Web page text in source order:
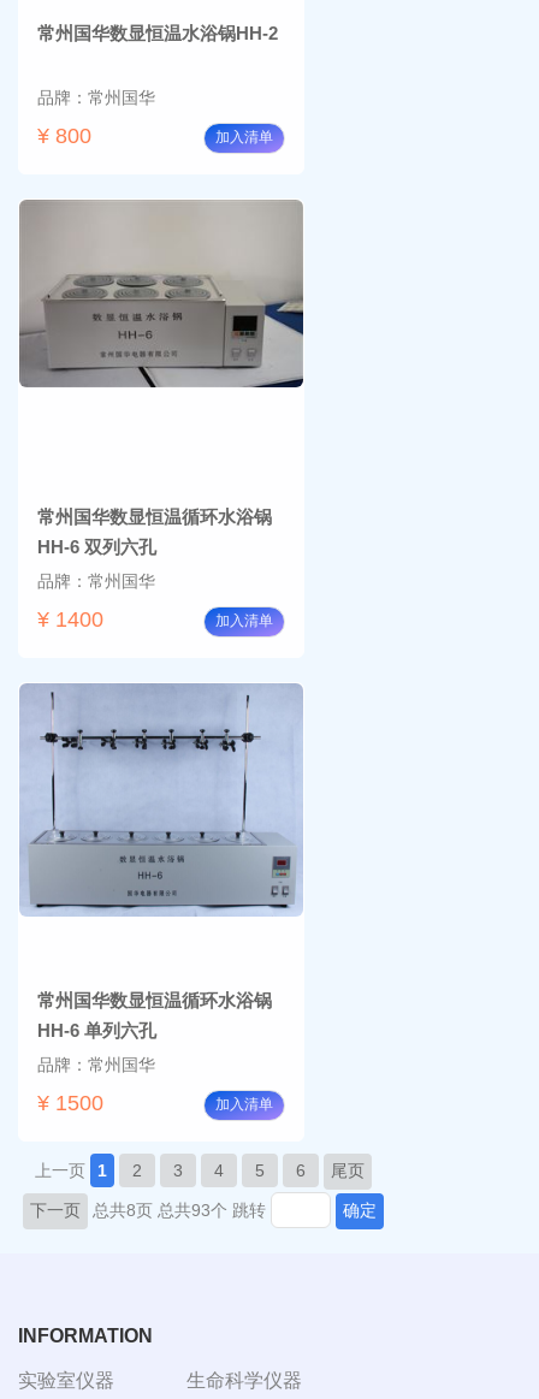
常州国华数显恒温水浴锅HH-2
品牌：常州国华
¥ 800 加入清单
常州国华数显恒温循环水浴锅
HH-6 双列六孔
品牌：常州国华
¥ 1400 加入清单
常州国华数显恒温循环水浴锅
HH-6 单列六孔
品牌：常州国华
¥ 1500 加入清单
上一页 1 2 3 4 5 6 尾页
下一页 总共8页 总共93个 跳转 确定
INFORMATION
实验室仪器
生命科学仪器